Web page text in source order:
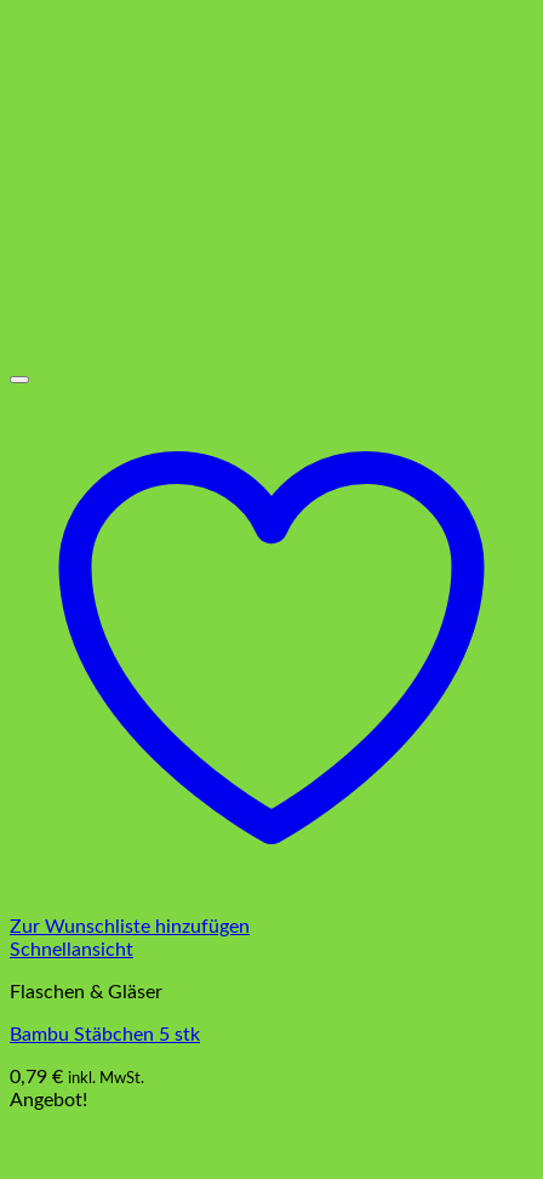
Zur Wunschliste hinzufügen
Schnellansicht
Flaschen & Gläser
Bambu Stäbchen 5 stk
0,79 € inkl. MwSt.
Angebot!